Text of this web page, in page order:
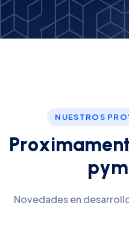
NUESTROS
Proximamen
pym
Novedades en